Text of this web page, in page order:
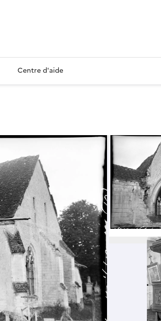
Centre d'aide